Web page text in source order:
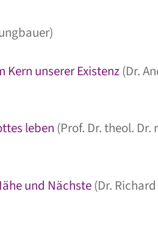
Kern unserer Existenz(Dr.
leben (Prof. Dr. theol. Dr.
und Nächste(Dr.